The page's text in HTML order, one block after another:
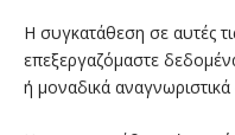
Η συγκατάθεση σε αυτές
επεξεργαζόμαστε
ή μοναδικά